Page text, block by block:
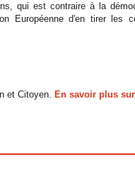
qui est contraire à la
Européenne d'en tirer les
et Citoyen. En savoir plus